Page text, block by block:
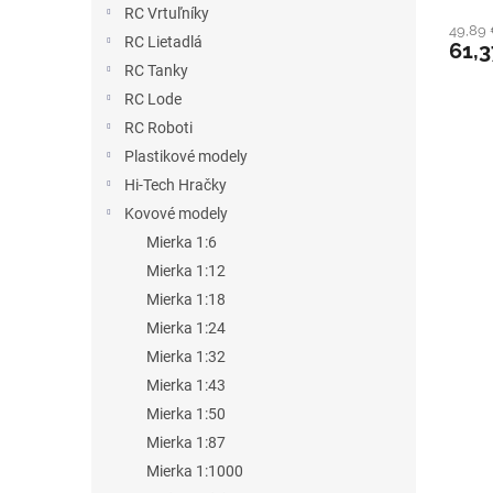
RC Vrtuľníky
RC Lietadlá
RC Tanky
RC Lode
RC Roboti
Plastikové modely
Hi-Tech Hračky
Kovové modely
Mierka 1:6
Mierka 1:12
Mierka 1:18
Mierka 1:24
Mierka 1:32
Mierka 1:43
Mierka 1:50
Mierka 1:87
Mierka 1:1000
49,89